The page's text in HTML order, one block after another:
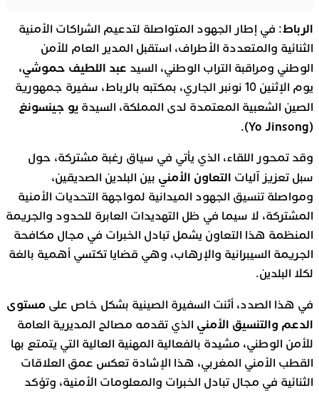
الرباط: في إطار الجهود المتواصلة لتدعيم الشراكات الأمنية
الثنائية والمتعددة الأطراف، استقبل المدير العام للأمن
الوطني ومراقبة التراب الوطني، السيد عبد اللطيف حموشي،
يوم الإثنين 10 نونبر الجاري، بمكتبه بالرباط، سفيرة جمهورية
الصين الشعبية المعتمدة لدى المملكة، السيدة يو جينسونغ
(Yo Jinsong)
.
وقد تمحور اللقاء، الذي يأتي في سياق رغبة مشتركة، حول
سبل تعزيز آليات التعاون الأمني بين البلدين الصديقين،
ومواصلة تنسيق الجهود الميدانية لمواجهة التحديات الأمنية
المشتركة، لا سيما في ظل التهديدات العابرة للحدود والجريمة
المنظمة هذا التعاون يشمل تبادل الخبرات في مجال مكافحة
الجريمة السيبرانية والإرهاب، وهي قضايا تكتسي أهمية بالغة
لكلا البلدين.
في هذا الصدد، أثنت السفيرة الصينية بشكل خاص على مستوى
الدعم والتنسيق الأمني الذي تقدمه مصالح المديرية العامة
للأمن الوطني، مشيدة بالفعالية المهنية العالية التي يتمتع بها
القطب الأمني المغربي، هذا الإشادة تعكس عمق العلاقات
الثنائية في مجال تبادل الخبرات والمعلومات الأمنية، وتؤكد